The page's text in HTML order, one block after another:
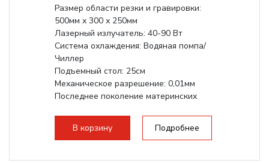
Размер области резки и гравировки:
500мм х 300 х 250мм
Лазерный излучатель: 40-90 Вт
Система охлаждения: Водяная помпа/
Чиллер
Подъемный стол: 25см
Механическое разрешение: 0,01мм
Последнее поколение материнских
В корзину Подробнее